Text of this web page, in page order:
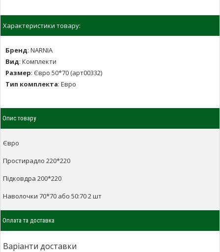
Характеристики товару:
Бренд: NARNIA
Вид: Комплекти
Размер: Євро 50*70 (арт00332)
Тип комплекта: Евро
Опис товару
Євро
Простирадло 220*220
Підковдра 200*220
Наволочки 70*70 або 50:70 2 шт
Оплата та доставка
Варіанти доставки